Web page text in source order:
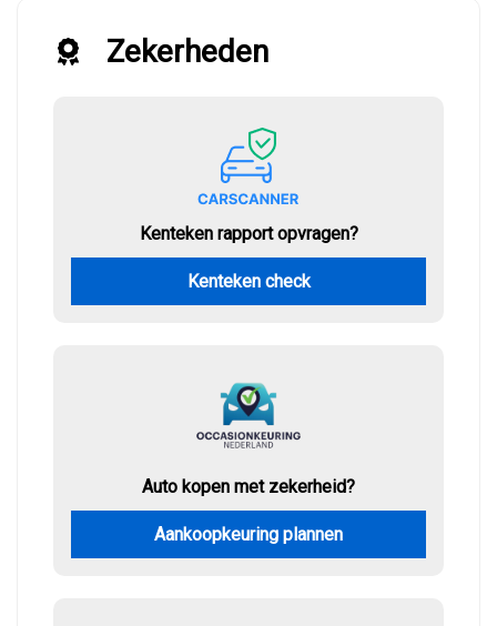
Zekerheden
Kenteken rapport opvragen?
Kenteken check
Auto kopen met zekerheid?
Aankoopkeuring plannen